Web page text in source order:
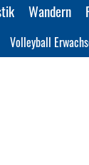
Wandern
Volleyball